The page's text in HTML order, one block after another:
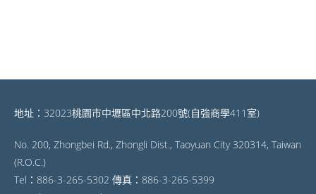
地址：32023桃園市中壢區中北路200號(自強商學411室)
No. 200, Zhongbei Rd., Zhongli Dist., Taoyuan City 320314, Taiwan
(R.O.C.)
Tel：886-3-265-5302 傳真：886-3-265-5399